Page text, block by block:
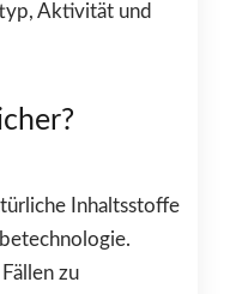
Aktivität und
Inhaltsstoffe
zu